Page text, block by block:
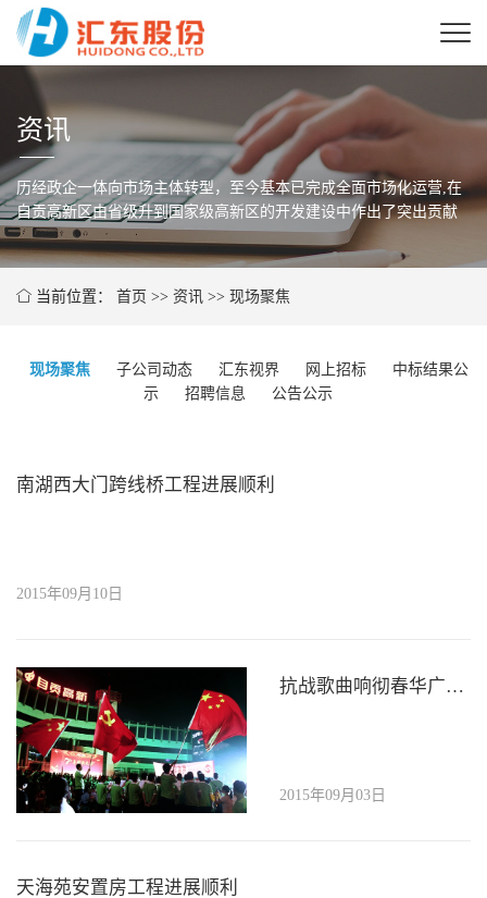
资讯
历经政企一体向市场主体转型，至今基本已完成全面市场化运营,在
自贡高新区由省级升到国家级高新区的开发建设中作出了突出贡献
当前位置： 首页 >> 资讯 >> 现场聚焦
现场聚焦 子公司动态 汇东视界 网上招标
中标结果公
示
招聘信息 公告公示
南湖西大门跨线桥工程进展顺利
2015年09月10日
抗战歌曲响彻春华广场 汇东股份高唱《英雄赞歌》赢得掌声
2015年09月03日
天海苑安置房工程进展顺利